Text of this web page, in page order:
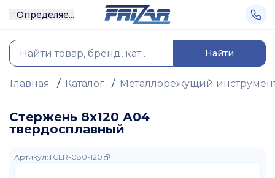
Определяе...
Найти
Главная / Каталог / Металлорежущий
Стержень 8х120 А04
твердосплавный
Артикул:TCLR-080-120